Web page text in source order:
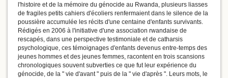
l'histoire et de la mémoire du génocide au Rwanda, plusieurs liasses
de fragiles petits cahiers d'écoliers renfermaient dans le silence de la
poussière accumulée les récits d'une centaine d'enfants survivants.
Rédigés en 2006 à l'initiative d'une association rwandaise de
rescapés, dans une perspective testimoniale et de catharsis
psychologique, ces témoignages d'enfants devenus entre-temps des
jeunes hommes et des jeunes femmes, racontent en trois scansions
chronologiques souvent subverties ce que fut leur expérience du
génocide, de la " vie d'avant " puis de la " vie d'après ". Leurs mots, le